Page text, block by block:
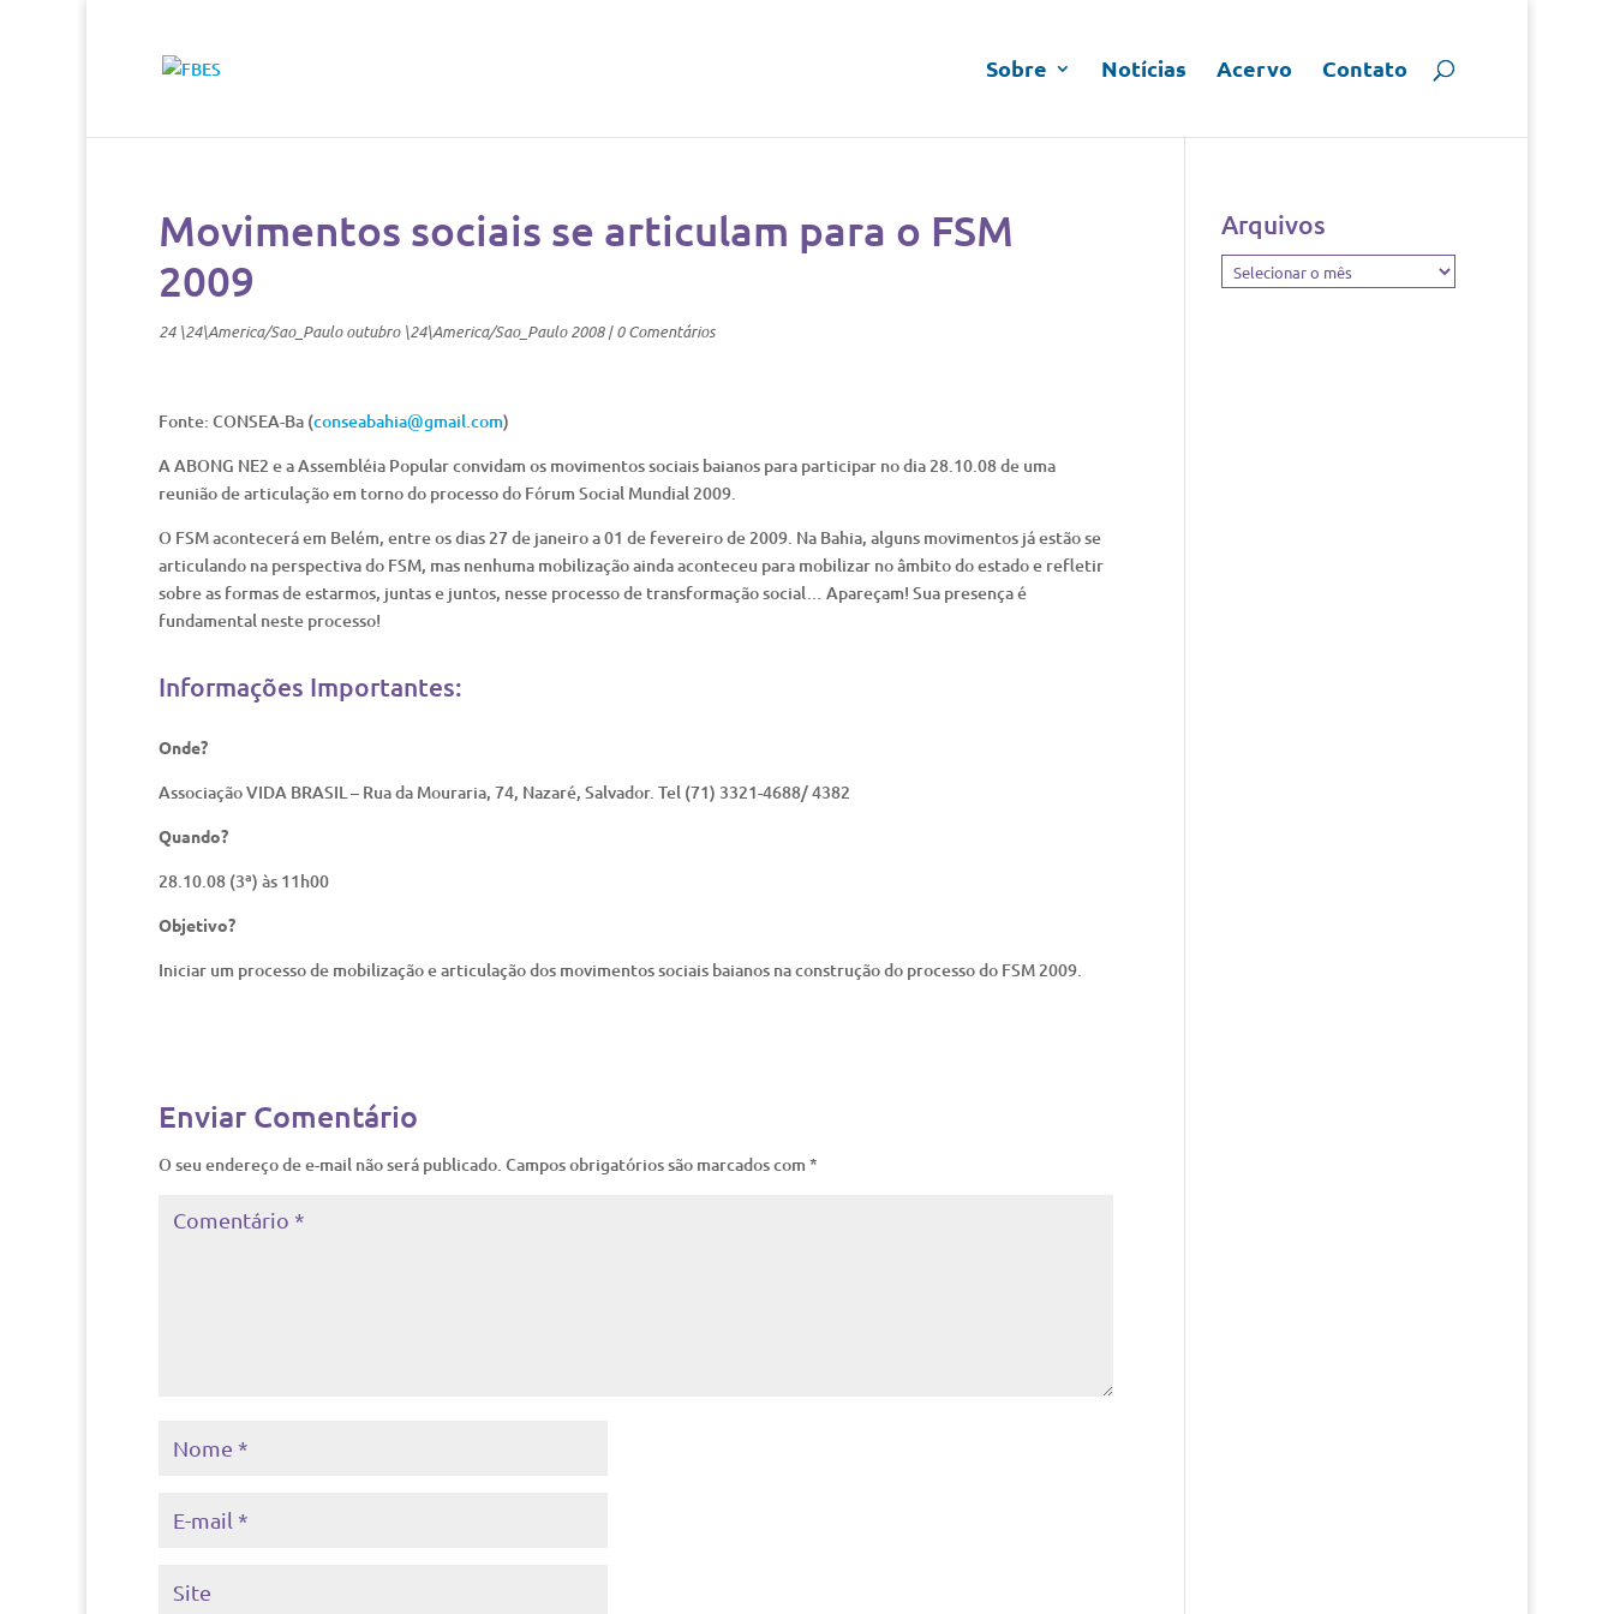
Sobre Notícias Acervo Contato
Movimentos sociais se articulam para o FSM
2009
24 \24\America/Sao_Paulo outubro \24\America/Sao_Paulo 2008|0 Comentários
Fonte: CONSEA-Ba (conseabahia@gmail.com)
A ABONG NE2 e a Assembléia Popular convidam os movimentos sociais baianos para participar no dia 28.10.08 de uma
reunião de articulação em torno do processo do Fórum Social Mundial 2009.
O FSM acontecerá em Belém, entre os dias 27 de janeiro a 01 de fevereiro de 2009. Na Bahia, alguns movimentos já estão se
articulando na perspectiva do FSM, mas nenhuma mobilização ainda aconteceu para mobilizar no âmbito do estado e refletir
sobre as formas de estarmos, juntas e juntos, nesse processo de transformação social… Apareçam! Sua presença é
fundamental neste processo!
Informações Importantes:
Onde?
Associação VIDA BRASIL – Rua da Mouraria, 74, Nazaré, Salvador. Tel (71) 3321-4688/ 4382
Quando?
28.10.08 (3ª) às 11h00
Objetivo?
Iniciar um processo de mobilização e articulação dos movimentos sociais baianos na construção do processo do FSM 2009.
Enviar Comentário
O seu endereço de e-mail não será publicado. Campos obrigatórios são marcados com *
Arquivos
Arquivos